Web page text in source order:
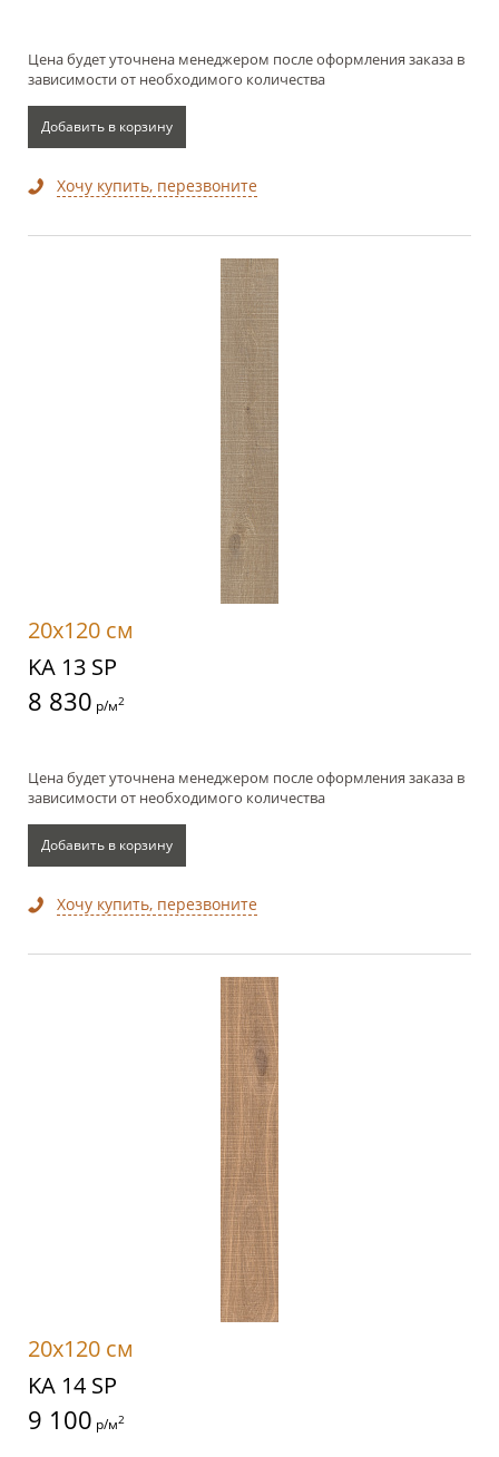
Цена будет уточнена менеджером после оформления заказа в
зависимости от необходимого количества
Добавить в корзину
Хочу купить, перезвоните
20x120 см
KA 13 SP
8 830 р/м2
Цена будет уточнена менеджером после оформления заказа в
зависимости от необходимого количества
Добавить в корзину
Хочу купить, перезвоните
20x120 см
KA 14 SP
9 100 р/м2